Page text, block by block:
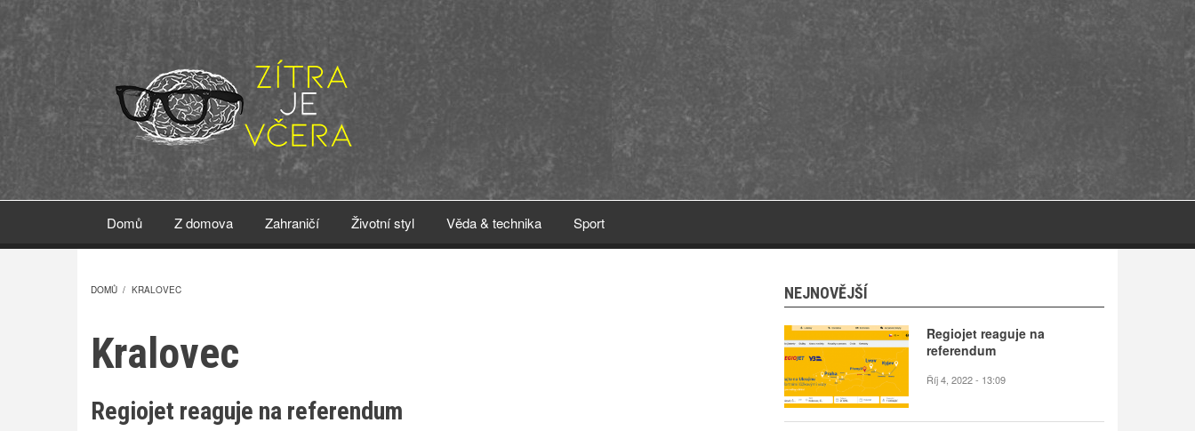
hlavnímu
Domů Z domova Zahraničí Životní styl Věda & technika Sport
NAVIGACE
DOMŮ / KRALOVEC
Kralovec
Regiojet reaguje na referendum
NEJNOVĚJŠÍ
Regiojet reaguje na
referendum
Říj 4, 2022 - 13:09